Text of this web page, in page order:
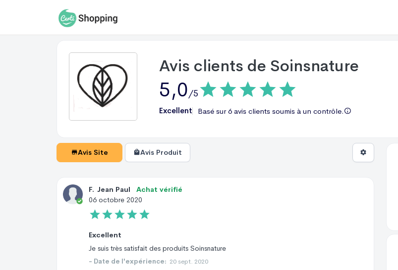
Avis clients de Soinsnature
5,0/5
Excellent Basé sur6 avis clients soumis à un contrôle.
Avis Site Avis Produit
F. Jean Paul
Achat vérifié
06 octobre 2020
Excellent
Je suis très satisfait des produits Soinsnature
- Date de l'expérience: 20 sept. 2020